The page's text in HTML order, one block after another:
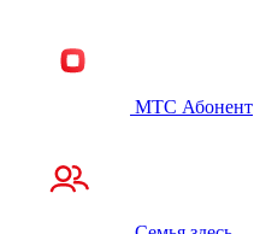
МТС Абонент